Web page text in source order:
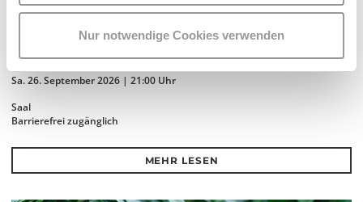
Nur notwendige Cookies verwenden
- LA RÉSISTANCE!
Sa. 26. September 2026 | 21:00 Uhr
Saal
Barrierefrei zugänglich
MEHR LESEN